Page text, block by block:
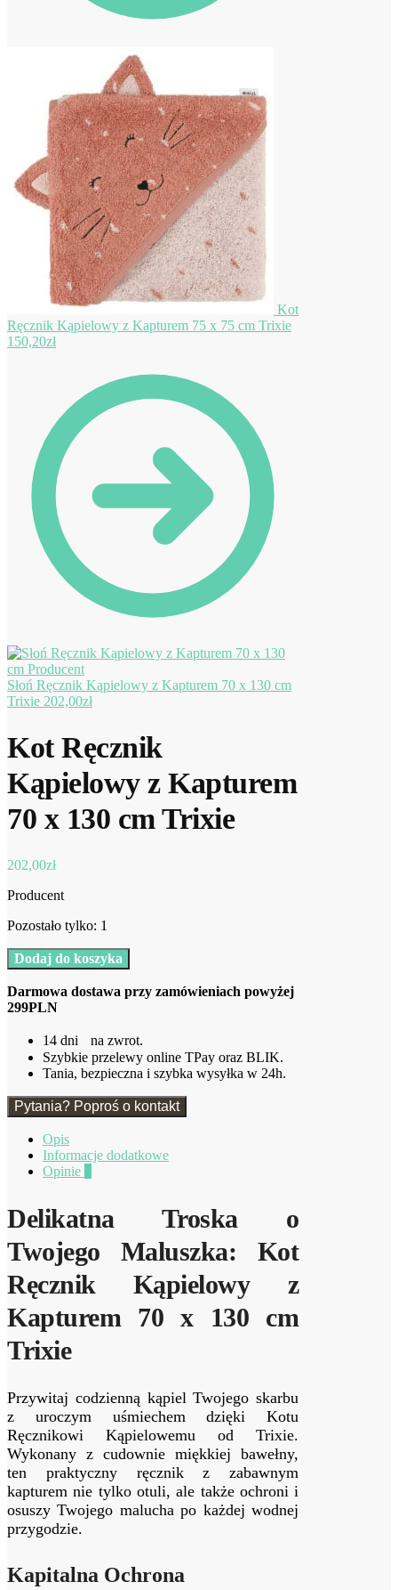
Kot
Ręcznik Kąpielowy z Kapturem 75 x 75 cm Trixie
150,20zł
Słoń Ręcznik Kąpielowy z Kapturem 70 x 130 cm
Trixie 202,00zł
Kot Ręcznik
Kąpielowy z Kapturem
70 x 130 cm Trixie
202,00zł
Producent
Pozostało tylko: 1
ilość
Kot
Ręcznik
Kąpielowy
Kapturem
cm
Trixie
Dodaj do koszyka
Darmowa dostawa przy zamówieniach powyżej
299PLN
14 dni na zwrot.
Szybkie przelewy online TPay oraz BLIK.
Tania, bezpieczna i szybka wysyłka w 24h.
Pytania? Poproś o kontakt
Opis
Informacje dodatkowe
Opinie
Delikatna Troska o
Twojego Maluszka: Kot
Ręcznik Kąpielowy z
Kapturem 70 x 130 cm
Trixie
Przywitaj codzienną kąpiel Twojego skarbu
z uroczym uśmiechem dzięki Kotu
Ręcznikowi Kąpielowemu od Trixie.
Wykonany z cudownie miękkiej bawełny,
ten praktyczny ręcznik z zabawnym
kapturem nie tylko otuli, ale także ochroni i
osuszy Twojego malucha po każdej wodnej
przygodzie.
Kapitalna Ochrona